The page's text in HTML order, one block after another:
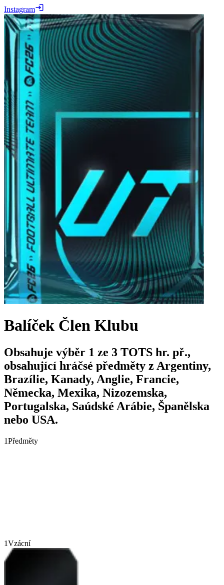
Instagram
Balíček Člen Klubu
Obsahuje výběr 1 ze 3 TOTS hr. př.,
obsahující hráčsé předměty z Argentiny,
Brazílie, Kanady, Anglie, Francie,
Německa, Mexika, Nizozemska,
Portugalska, Saúdské Arábie, Španělska
nebo USA.
1Předměty
1Vzácní